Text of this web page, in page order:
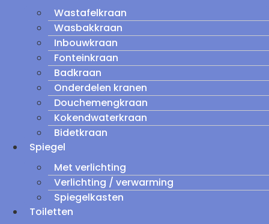
Wastafelkraan
Wasbakkraan
Inbouwkraan
Fonteinkraan
Badkraan
Onderdelen kranen
Douchemengkraan
Kokendwaterkraan
Bidetkraan
Spiegel
Met verlichting
Verlichting / verwarming
Spiegelkasten
Toiletten